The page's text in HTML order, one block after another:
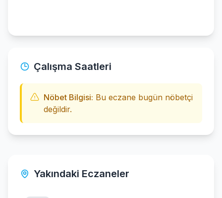
Çalışma Saatleri
Nöbet Bilgisi: Bu eczane bugün nöbetçi
değildir.
Yakındaki Eczaneler